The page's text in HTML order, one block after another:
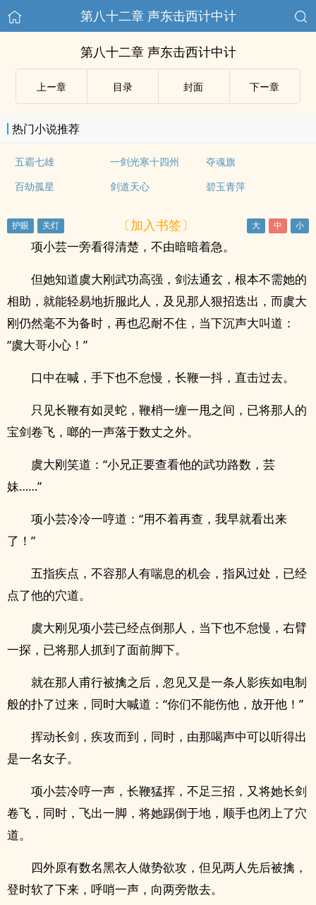
第八十二章 声东击西计中计
第八十二章 声东击西计中计
上ー章 目录 封面 下ー章
热门小说推荐
五霸七雄 一剑光寒十四州
夺魂旗
百劫孤星
剑道天心 碧玉青萍
〔加入书签〕
项小芸一旁看得清楚，不由暗暗着急。
但她知道虞大刚武功高强，剑法通玄，根本不需她的
相助，就能轻易地折服此人，及见那人狠招迭出，而虞大
刚仍然毫不为备时，再也忍耐不住，当下沉声大叫道：
“虞大哥小心！”
口中在喊，手下也不怠慢，长鞭一抖，直击过去。
只见长鞭有如灵蛇，鞭梢一缠一甩之间，已将那人的
宝剑卷飞，啷的一声落于数丈之外。
虞大刚笑道：“小兄正要查看他的武功路数，芸
妹……”
项小芸冷冷一哼道：“用不着再查，我早就看出来
了！”
五指疾点，不容那人有喘息的机会，指风过处，已经
点了他的穴道。
虞大刚见项小芸已经点倒那人，当下也不怠慢，右臂
一探，已将那人抓到了面前脚下。
就在那人甫行被擒之后，忽见又是一条人影疾如电制
般的扑了过来，同时大喊道：“你们不能伤他，放开他！”
挥动长剑，疾攻而到，同时，由那喝声中可以听得出
是一名女子。
项小芸冷哼一声，长鞭猛挥，不足三招，又将她长剑
卷飞，同时，飞出一脚，将她踢倒于地，顺手也闭上了穴
道。
四外原有数名黑衣人做势欲攻，但见两人先后被擒，
登时软了下来，呼哨一声，向两旁散去。